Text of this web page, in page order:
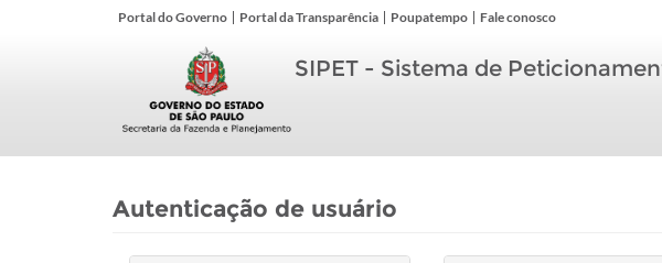
Portal do Governo Portal da Transparência Poupatempo Fale conosco
SIPET - Sistema de
Autenticação de usuário